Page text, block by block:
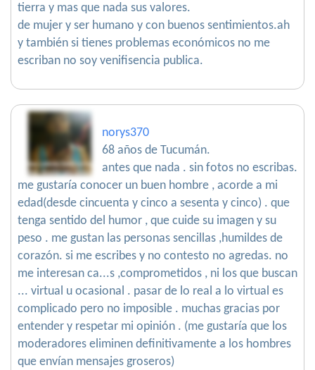
tierra y mas que nada sus valores.
de mujer y ser humano y con buenos sentimientos.ah
y también si tienes problemas económicos no me
escriban no soy venifisencia publica.
norys370
68 años de Tucumán.
antes que nada . sin fotos no escribas.
me gustaría conocer un buen hombre , acorde a mi
edad(desde cincuenta y cinco a sesenta y cinco) . que
tenga sentido del humor , que cuide su imagen y su
peso . me gustan las personas sencillas ,humildes de
corazón. si me escribes y no contesto no agredas. no
me interesan ca...s ,comprometidos , ni los que buscan
... virtual u ocasional . pasar de lo real a lo virtual es
complicado pero no imposible . muchas gracias por
entender y respetar mi opinión . (me gustaría que los
moderadores eliminen definitivamente a los hombres
que envían mensajes groseros)